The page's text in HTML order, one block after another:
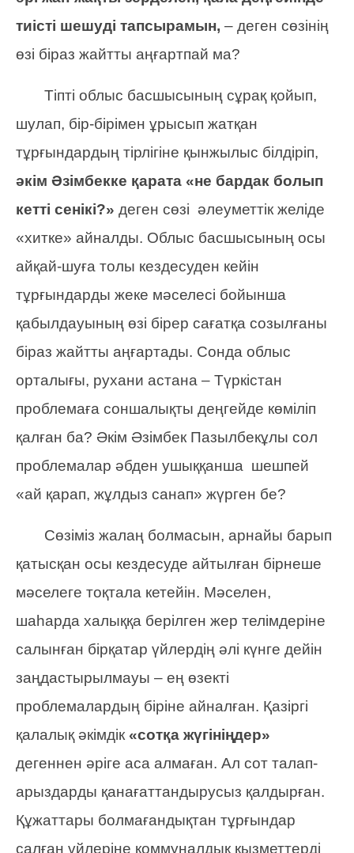
тиісті шешуді тапсырамын, – деген сөзінің
өзі біраз жайтты аңғартпай ма?
Тіпті облыс басшысының сұрақ қойып,
шулап, бір-бірімен ұрысып жатқан
тұрғындардың тірлігіне қынжылыс білдіріп,
әкім Әзімбекке қарата «не бардак болып
кетті сенікі?» деген сөзі әлеуметтік желіде
«хитке» айналды. Облыс басшысының осы
айқай-шуға толы кездесуден кейін
тұрғындарды жеке мәселесі бойынша
қабылдауының өзі бірер сағатқа созылғаны
біраз жайтты аңғартады. Сонда облыс
орталығы, рухани астана – Түркістан
проблемаға соншалықты деңгейде көміліп
қалған ба? Әкім Әзімбек Пазылбекұлы сол
проблемалар әбден ушыққанша шешпей
«ай қарап, жұлдыз санап» жүрген бе?
Сөзіміз жалаң болмасын, арнайы барып
қатысқан осы кездесуде айтылған бірнеше
мәселеге тоқтала кетейін. Мәселен,
шаһарда халыққа берілген жер телімдеріне
салынған бірқатар үйлердің әлі күнге дейін
заңдастырылмауы – ең өзекті
проблемалардың біріне айналған. Қазіргі
қалалық әкімдік «сотқа жүгініңдер»
дегеннен әріге аса алмаған. Ал сот талап-
арыздарды қанағаттандырусыз қалдырған.
Құжаттары болмағандықтан тұрғындар
салған үйлеріне коммуналдық қызметтерді